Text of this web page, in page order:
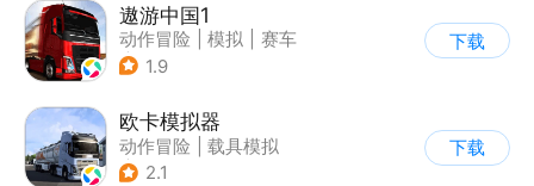
遨游中国1
动作冒险 模拟
赛车
| 写实
1.9
下载
欧卡模拟器
动作冒险
载具模拟
| 写实
2.1
下载